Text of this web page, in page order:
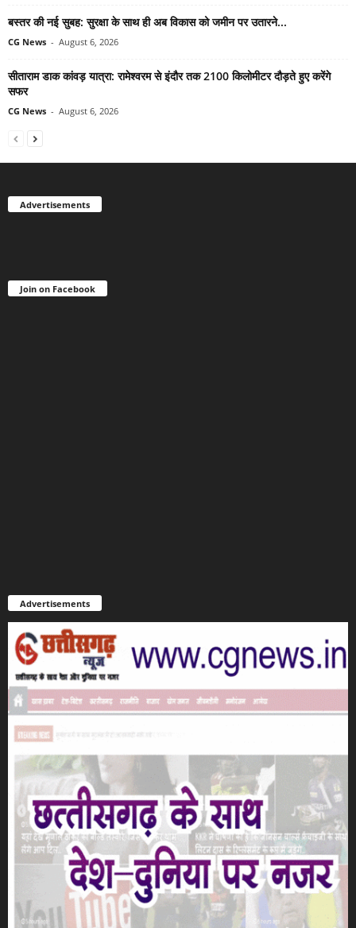
बस्तर की नई सुबह: सुरक्षा के साथ ही अब विकास को जमीन पर उतारने...
CG News - August 6, 2026
सीताराम डाक कांवड़ यात्रा: रामेश्वरम से इंदौर तक 2100 किलोमीटर दौड़ते हुए करेंगे
सफर
CG News - August 6, 2026
Advertisements
Join on Facebook
Advertisements